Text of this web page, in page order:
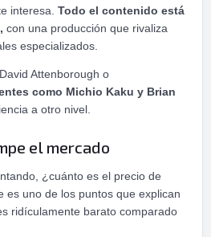
interesa. Todo el contenido está
con una producción que rivaliza
especializados.
Attenborough o
como Michio Kaku y Brian
a otro nivel.
el mercado
¿cuánto es el precio de
es uno de los puntos que explican
ridículamente barato comparado